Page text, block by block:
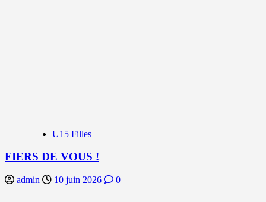
U15 Filles
FIERS DE VOUS !
admin 10 juin 2026 0